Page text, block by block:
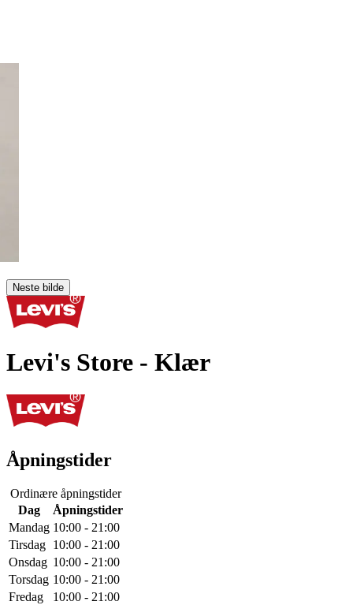
Neste bilde
Levi's Store - Klær
Åpningstider
Ordinære åpningstider
Dag
Åpningstider
Mandag 10:00 - 21:00
Tirsdag 10:00 - 21:00
Onsdag 10:00 - 21:00
Torsdag 10:00 - 21:00
Fredag
10:00 - 21:00